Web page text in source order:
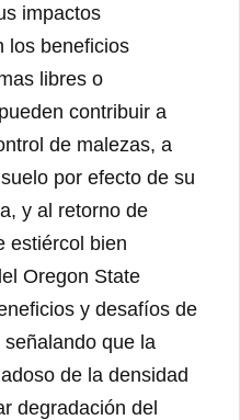
impactos
los beneficios
libres o
contribuir a
de malezas, a
por efecto de su
y al retorno de
estiércol bien
Oregon State
y desafíos de
que la
de la densidad
degradación del